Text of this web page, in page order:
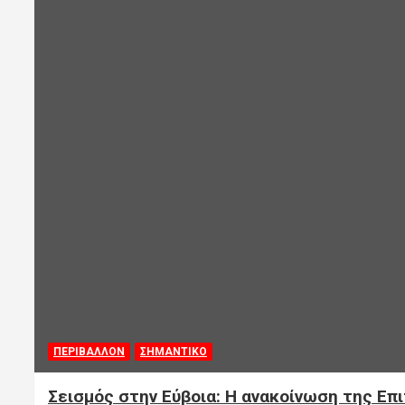
ΠΕΡΙΒΑΛΛΟΝ ΣΗΜΑΝΤΙΚΟ
Σεισμός στην Εύβοια: Η ανακοίνωση της